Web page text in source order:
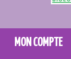
MON COMPTE